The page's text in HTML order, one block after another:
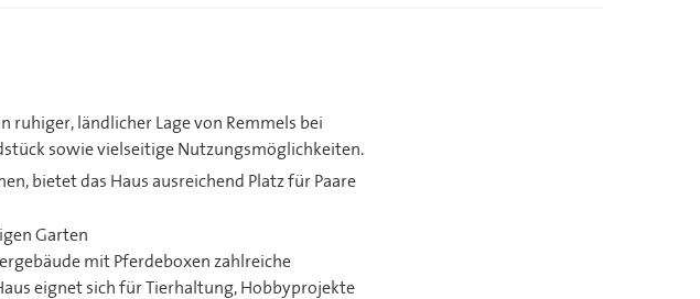
ruhiger, ländlicher Lage von Remmels bei
sowie vielseitige Nutzungsmöglichkeiten.
bietet das Haus ausreichend Platz für Paare
Garten
mit Pferdeboxen zahlreiche
eignet sich für Tierhaltung, Hobbyprojekte